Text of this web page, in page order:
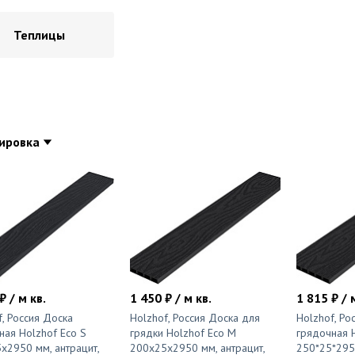
Ковролин в офис
пол
Штучный паркет
Теплицы
/ м кв.
Россия Доска
Holzhof Eco S
мм, антрацит,
1 450 ₽ / м кв.
Holzhof, Россия Доска для
грядки Holzhof Eco M
200x25x2950 мм, антрацит,
1 815 ₽ /
Holzhof,
грядочная